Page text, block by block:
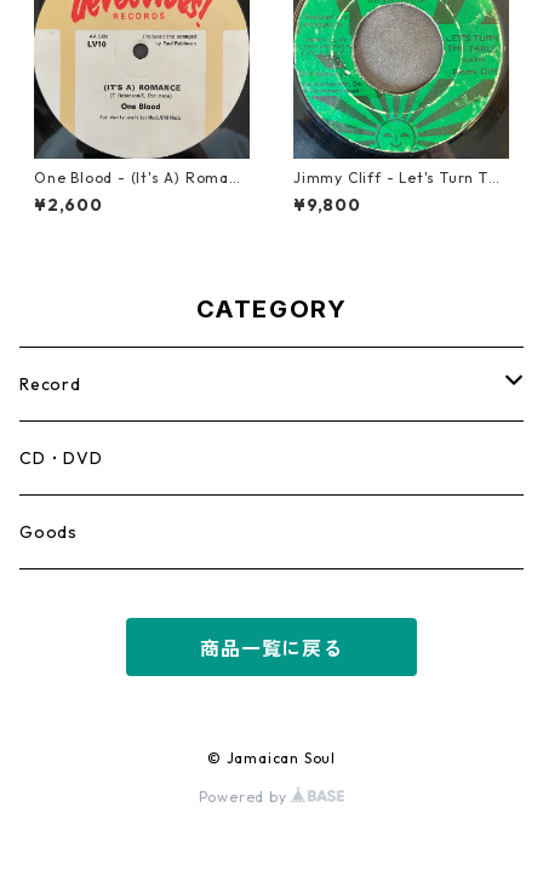
One Blood - (It's A) Romanc
e【12-50054】
¥2,600
Jimmy Cliff - Let's Turn The
Table【7-21999】
¥9,800
CATEGORY
Record
Mento,Calypso,Ballad
Ska
CD・DVD
Goods
商品一覧に戻る
© Jamaican Soul
Powered by